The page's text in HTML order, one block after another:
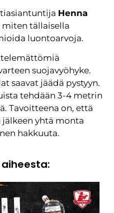
Henna
miten tällaisella
luontoarvoja.
suojavyöhyke.
saavat jäädä pystyyn.
tehdään 3-4 metrin
Tavoitteena on, että
yhtä monta
hakkuuta.
aiheesta: